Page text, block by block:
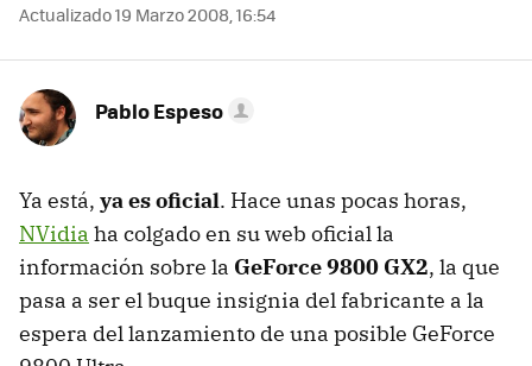
Actualizado 19 Marzo 2008, 16:54
Pablo Espeso
Ya está, ya es oficial. Hace unas pocas horas,
NVidia ha colgado en su web oficial la
información sobre la GeForce 9800 GX2, la que
pasa a ser el buque insignia del fabricante a la
espera del lanzamiento de una posible GeForce